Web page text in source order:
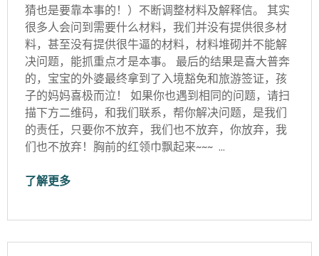
猜也是要靠本事的！）不断调整材料及解释信。 其实
很多人会问到需要什么材料，我们并没有提供很多材
料，甚至没有提供很牛逼的材料，材料堆砌并不能解
决问题，能抓重点才是本事。 最后的结果是喜大普奔
的，宝宝的外婆最终拿到了入境豁免和旅游签证，孩
子的妈妈喜极而泣！ 如果你也遇到相同的问题，请扫
描下方二维码，和我们联系，帮你解决问题，是我们
的责任，只要你不放弃，我们也不放弃，你放弃，我
们也不放弃！胸前的红领巾飘起来~~~ …
了解更多